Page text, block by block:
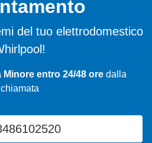
del tuo elettrodomestico
Minore entro 24/48 ore dalla
chiamata